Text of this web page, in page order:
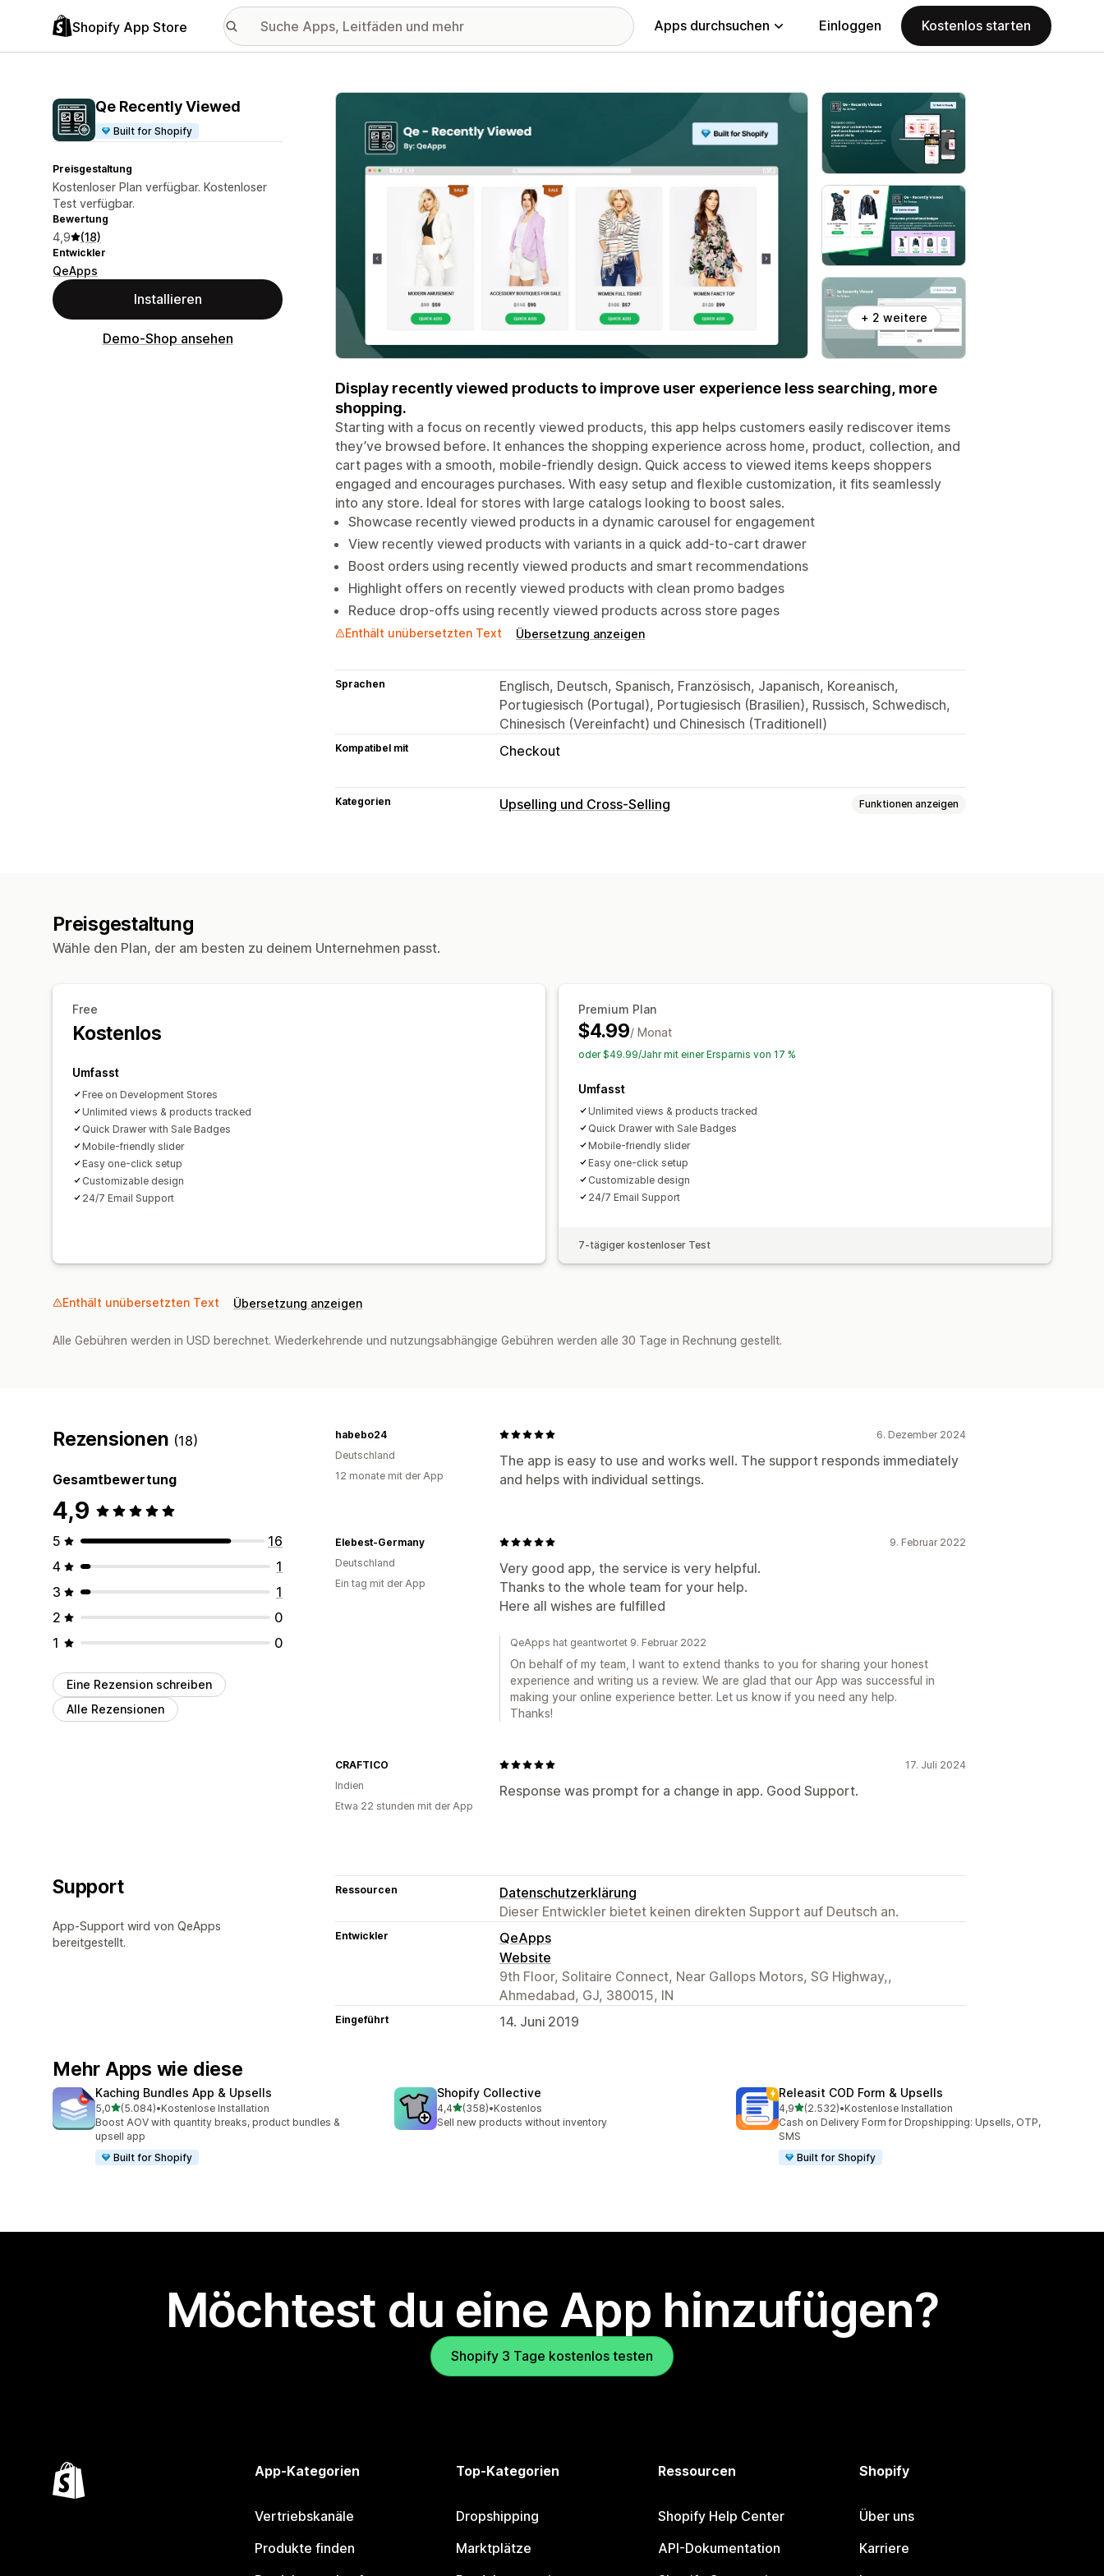
Shopify App Store Apps durchsuchen Einloggen Kostenlos starten
Qe Recently Viewed
Built for Shopify
Preisgestaltung
Kostenloser Plan verfügbar. Kostenloser
Test verfügbar.
Bewertung
4,9 (18)
Entwickler
QeApps
Installieren
Demo-Shop ansehen
Vorgestellte Bildergalerie
+ 2 weitere
Display recently viewed products to improve user experience less searching, more
shopping.
Starting with a focus on recently viewed products, this app helps customers easily rediscover items
they’ve browsed before. It enhances the shopping experience across home, product, collection, and
cart pages with a smooth, mobile-friendly design. Quick access to viewed items keeps shoppers
engaged and encourages purchases. With easy setup and flexible customization, it fits seamlessly
into any store. Ideal for stores with large catalogs looking to boost sales.
Showcase recently viewed products in a dynamic carousel for engagement
View recently viewed products with variants in a quick add-to-cart drawer
Boost orders using recently viewed products and smart recommendations
Highlight offers on recently viewed products with clean promo badges
Reduce drop-offs using recently viewed products across store pages
Enthält unübersetzten Text Übersetzung anzeigen
Sprachen
Englisch, Deutsch, Spanisch, Französisch, Japanisch, Koreanisch,
Portugiesisch (Portugal), Portugiesisch (Brasilien), Russisch, Schwedisch,
Chinesisch (Vereinfacht) und Chinesisch (Traditionell)
Kompatibel mit Checkout
Kategorien Upselling und Cross-Selling Funktionen anzeigen
Conversion-Raten Empfehlungsleistung
Preisgestaltung
Wähle den Plan, der am besten zu deinem Unternehmen passt.
Free
Kostenlos
Umfasst
Free on Development Stores
Unlimited views & products tracked
Quick Drawer with Sale Badges
Mobile-friendly slider
Easy one-click setup
Customizable design
24/7 Email Support
Premium Plan
$4.99/ Monat
oder $49.99/Jahr mit einer Ersparnis von 17 %
Umfasst
Unlimited views & products tracked
Quick Drawer with Sale Badges
Mobile-friendly slider
Easy one-click setup
Customizable design
24/7 Email Support
7-tägiger kostenloser Test
Enthält unübersetzten Text Übersetzung anzeigen
Alle Gebühren werden in USD berechnet. Wiederkehrende und nutzungsabhängige Gebühren werden alle 30 Tage in Rechnung gestellt.
Rezensionen (18)
Gesamtbewertung
4,9
5
16
4
1
3
1
2
0
1
0
Eine Rezension schreiben
Alle Rezensionen
6. Dezember 2024
The app is easy to use and works well. The support responds immediately
and helps with individual settings.
habebo24
Deutschland
12 monate mit der App
9. Februar 2022
Very good app, the service is very helpful.
Thanks to the whole team for your help.
Here all wishes are fulfilled
Elebest-Germany
Deutschland
Ein tag mit der App
QeApps hat geantwortet 9. Februar 2022
On behalf of my team, I want to extend thanks to you for sharing your honest
experience and writing us a review. We are glad that our App was successful in
making your online experience better. Let us know if you need any help.
Thanks!
17. Juli 2024
Response was prompt for a change in app. Good Support.
CRAFTICO
Indien
Etwa 22 stunden mit der App
Support
App-Support wird von QeApps
bereitgestellt.
Ressourcen
Datenschutzerklärung
Dieser Entwickler bietet keinen direkten Support auf Deutsch an.
Entwickler
QeApps
Website
9th Floor, Solitaire Connect, Near Gallops Motors, SG Highway,,
Ahmedabad, GJ, 380015, IN
Eingeführt 14. Juni 2019
Mehr Apps wie diese
Kaching Bundles App & Upsells
5,0von 5 Sternen
(5.084)
5084 Rezensionen insgesamt
•Kostenlose Installation
Boost AOV with quantity breaks, product bundles &
upsell app
Built for Shopify
Shopify Collective
4,4von 5 Sternen
(358)
358 Rezensionen insgesamt
•Kostenlos
Sell new products without inventory
Releasit COD Form & Upsells
4,9von 5 Sternen
(2.532)
2532 Rezensionen insgesamt
•Kostenlose Installation
Cash on Delivery Form for Dropshipping: Upsells, OTP,
SMS
Built for Shopify
Möchtest du eine App hinzufügen?
Shopify 3 Tage kostenlos testen
App-Kategorien
Vertriebskanäle
Produkte finden
Top-Kategorien
Dropshipping
Marktplätze
Ressourcen
Shopify Help Center
API-Dokumentation
Shopify
Über uns
Karriere